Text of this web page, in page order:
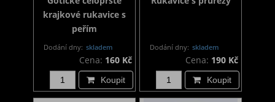
krajkové rukavice s
peřím
Dodání dny: skladem
Cena: 160 Kč
Koupit
Dodání dny: skladem
Cena: 190 Kč
Koupit